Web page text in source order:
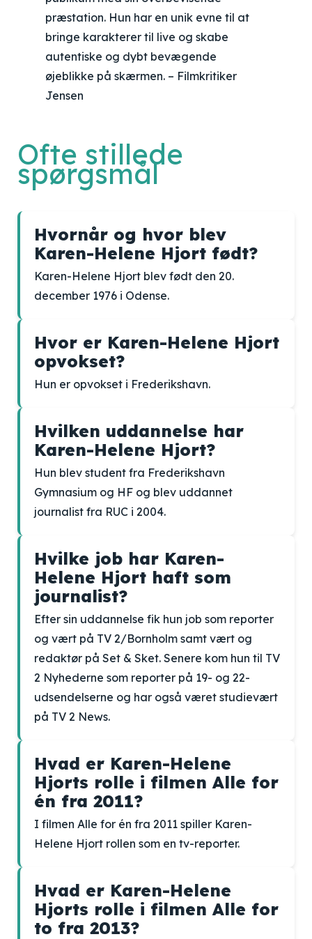
præstation. Hun har en unik evne til at
bringe karakterer til live og skabe
autentiske og dybt bevægende
øjeblikke på skærmen. – Filmkritiker
Jensen
Ofte stillede
spørgsmål
Hvornår og hvor blev
Karen-Helene Hjort født?
Karen-Helene Hjort blev født den 20.
december 1976 i Odense.
Hvor er Karen-Helene Hjort
opvokset?
Hun er opvokset i Frederikshavn.
Hvilken uddannelse har
Karen-Helene Hjort?
Hun blev student fra Frederikshavn
Gymnasium og HF og blev uddannet
journalist fra RUC i 2004.
Hvilke job har Karen-
Helene Hjort haft som
journalist?
Efter sin uddannelse fik hun job som reporter
og vært på TV 2/Bornholm samt vært og
redaktør på Set & Sket. Senere kom hun til TV
2 Nyhederne som reporter på 19- og 22-
udsendelserne og har også været studievært
på TV 2 News.
Hvad er Karen-Helene
Hjorts rolle i filmen Alle for
én fra 2011?
I filmen Alle for én fra 2011 spiller Karen-
Helene Hjort rollen som en tv-reporter.
Hvad er Karen-Helene
Hjorts rolle i filmen Alle for
to fra 2013?